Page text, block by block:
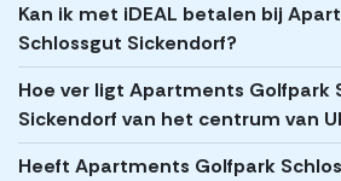
Kan ik met iDEAL betalen bij
Schlossgut Sickendorf?
Hoe ver ligt Apartments Golfpark
Sickendorf van het centrum van
Heeft Apartments Golfpark